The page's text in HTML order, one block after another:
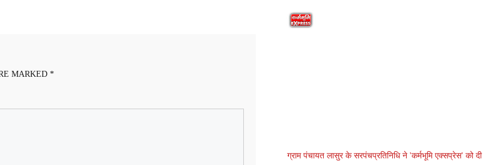
MARKED *
ग्राम पंचायत लासुर के सरपंचप्रतिनिधि ने 'कर्मभूमि एक्सप्रेस' को दी